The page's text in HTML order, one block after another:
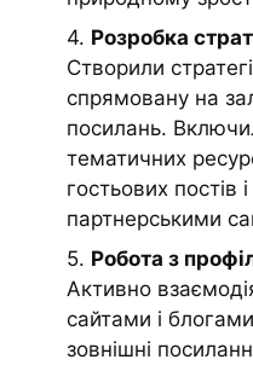
4. Розробка
Створили
спрямовану на
посилань.
тематичних
гостьових постів
партнерськими
5. Робота з
Активно
сайтами і
зовнішні